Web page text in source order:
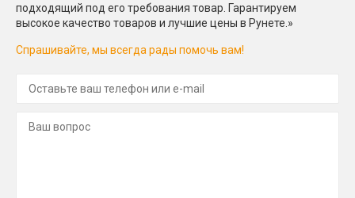
подходящий под его требования товар. Гарантируем
высокое качество товаров и лучшие цены в Рунете.»
Спрашивайте, мы всегда рады помочь вам!